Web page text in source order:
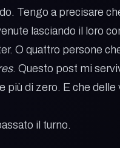
Tengo a precisare
lasciando il loro
O quattro persone
. Questo post mi
più di zero. E che delle
il turno.